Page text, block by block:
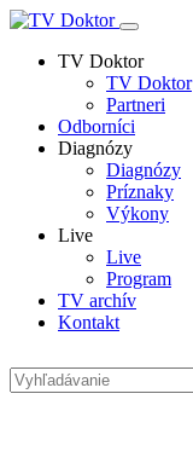
TV Doktor
TV Doktor
Partneri
Odborníci
Diagnózy
Diagnózy
Príznaky
Výkony
Live
Live
Program
TV archív
Kontakt